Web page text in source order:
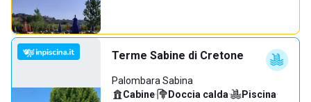
Terme Sabine di Cretone
Palombara Sabina
Cabine· Doccia calda· Piscina·